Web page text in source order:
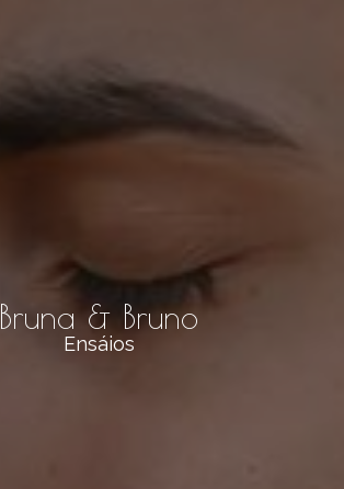
Bruna & Bruno
Ensáios